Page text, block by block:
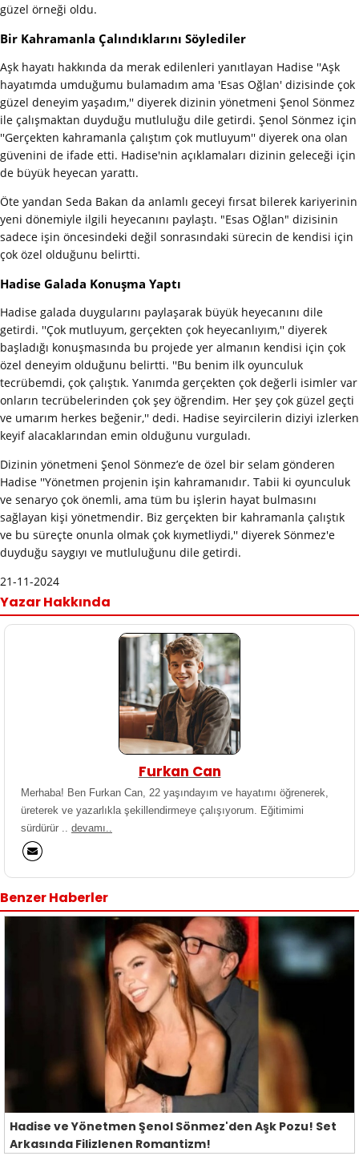
güzel örneği oldu.
Bir Kahramanla Çalındıklarını Söylediler
Aşk hayatı hakkında da merak edilenleri yanıtlayan Hadise ''Aşk
hayatımda umduğumu bulamadım ama 'Esas Oğlan' dizisinde çok
güzel deneyim yaşadım,'' diyerek dizinin yönetmeni Şenol Sönmez
ile çalışmaktan duyduğu mutluluğu dile getirdi. Şenol Sönmez için
''Gerçekten kahramanla çalıştım çok mutluyum'' diyerek ona olan
güvenini de ifade etti. Hadise'nin açıklamaları dizinin geleceği için
de büyük heyecan yarattı.
Öte yandan Seda Bakan da anlamlı geceyi fırsat bilerek kariyerinin
yeni dönemiyle ilgili heyecanını paylaştı. "Esas Oğlan" dizisinin
sadece işin öncesindeki değil sonrasındaki sürecin de kendisi için
çok özel olduğunu belirtti.
Hadise Galada Konuşma Yaptı
Hadise galada duygularını paylaşarak büyük heyecanını dile
getirdi. ''Çok mutluyum, gerçekten çok heyecanlıyım,'' diyerek
başladığı konuşmasında bu projede yer almanın kendisi için çok
özel deneyim olduğunu belirtti. ''Bu benim ilk oyunculuk
tecrübemdi, çok çalıştık. Yanımda gerçekten çok değerli isimler var
onların tecrübelerinden çok şey öğrendim. Her şey çok güzel geçti
ve umarım herkes beğenir,'' dedi. Hadise seyircilerin diziyi izlerken
keyif alacaklarından emin olduğunu vurguladı.
Dizinin yönetmeni Şenol Sönmez’e de özel bir selam gönderen
Hadise ''Yönetmen projenin işin kahramanıdır. Tabii ki oyunculuk
ve senaryo çok önemli, ama tüm bu işlerin hayat bulmasını
sağlayan kişi yönetmendir. Biz gerçekten bir kahramanla çalıştık
ve bu süreçte onunla olmak çok kıymetliydi,'' diyerek Sönmez'e
duyduğu saygıyı ve mutluluğunu dile getirdi.
21-11-2024
Yazar Hakkında
Furkan Can
Merhaba! Ben Furkan Can, 22 yaşındayım ve hayatımı öğrenerek,
üreterek ve yazarlıkla şekillendirmeye çalışıyorum. Eğitimimi
sürdürür .. devamı..
Benzer Haberler
Hadise ve Yönetmen Şenol Sönmez'den Aşk Pozu! Set
Arkasında Filizlenen Romantizm!